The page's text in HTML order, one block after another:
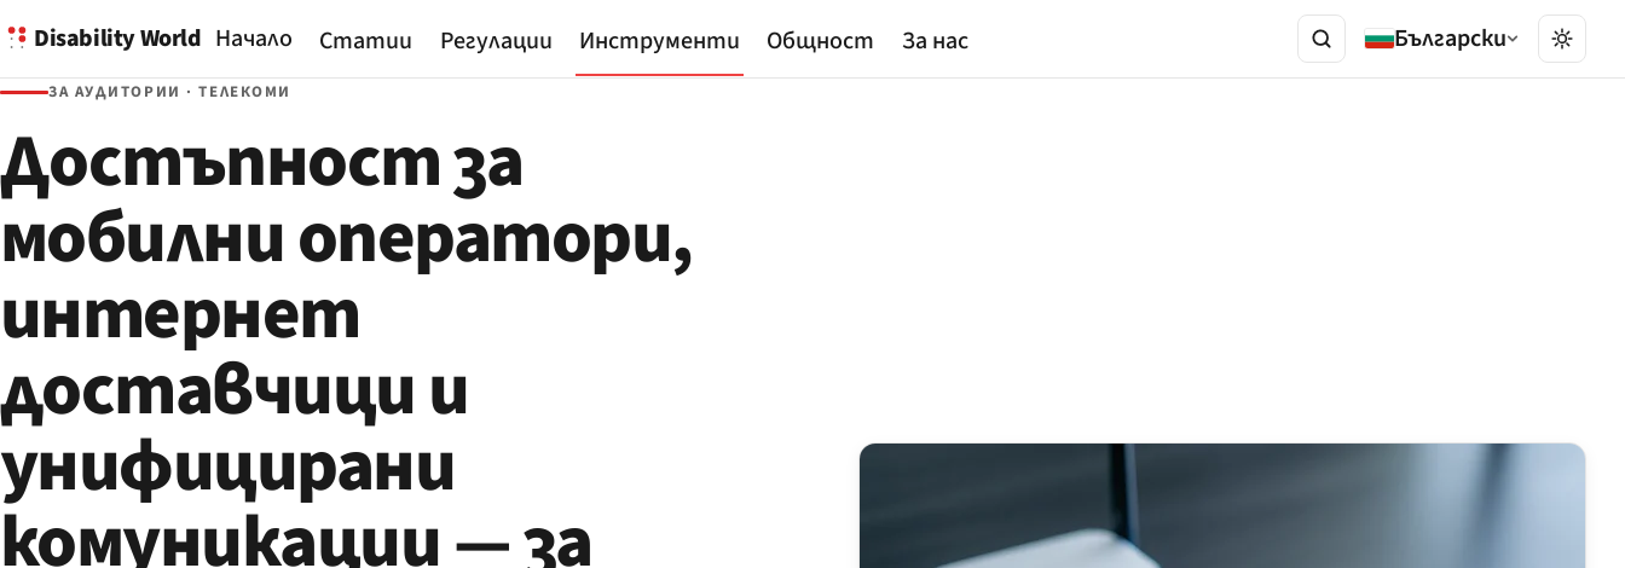
Disability World Начало Статии Регулации Инструменти Общност За нас Български
ЗА АУДИТОРИИ · ТЕЛЕКОМИ
Достъпност за
мобилни оператори,
интернет
доставчици и
унифицирани
комуникации — за